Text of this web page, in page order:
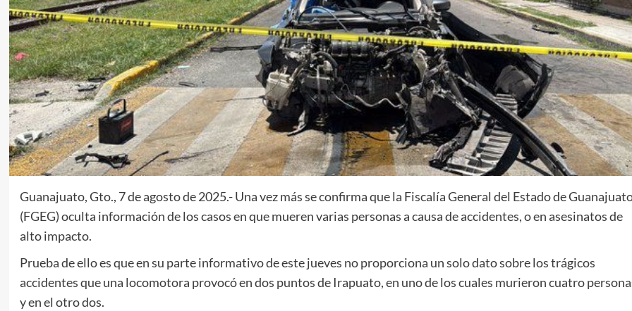
Guanajuato, Gto., 7 de agosto de 2025.- Una vez más se confirma que la Fiscalía General del Estado de
(FGEG) oculta información de los casos en que mueren varias personas a causa de accidentes, o en asesinatos de
alto impacto.
Prueba de ello es que en su parte informativo de este jueves no proporciona un solo dato sobre los trágicos
accidentes que una locomotora provocó en dos puntos de Irapuato, en uno de los cuales murieron cuatro
y en el otro dos.